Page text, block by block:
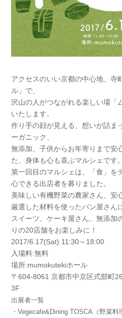
アクセスのいい京都の中心地、寺
ル」で、
沢山の人がつながれる楽しい場「
いたします。
作り手の顔が見える、想いが詰ま
ーガニック、
無添加、子供からお年寄りまで安
た、身体も心も喜ぶマルシェです。
第一回目のマルシェは、「食」を
心できる出店者を募りました。
美味しい有機野菜の農家さん、安
厳選した材料を使ったパン屋さん
スイーツ、ケーキ屋さん、無添加
りの20店舗をお楽しみに！
2017/6.17(Sat) 11:30～18:00
入場料:無料
場所:mumokutekiホール
〒604-8061 京都市中京区式部町
3F
出展者一覧
・Vegecafe&Dining TOSCA（野菜料